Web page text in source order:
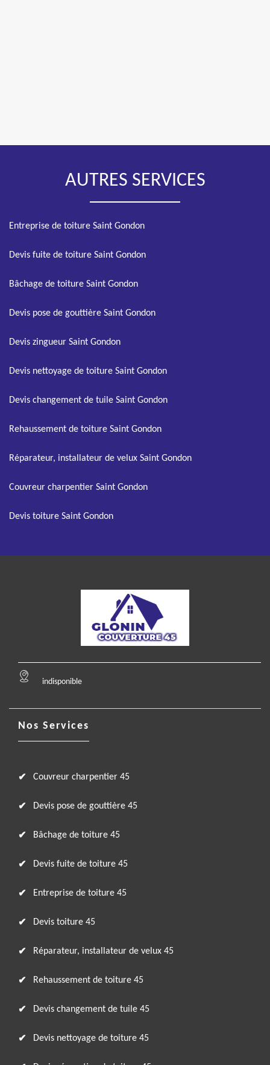
AUTRES SERVICES
Entreprise de toiture Saint Gondon
Devis fuite de toiture Saint Gondon
Bâchage de toiture Saint Gondon
Devis pose de gouttière Saint Gondon
Devis zingueur Saint Gondon
Devis nettoyage de toiture Saint Gondon
Devis changement de tuile Saint Gondon
Rehaussement de toiture Saint Gondon
Réparateur, installateur de velux Saint Gondon
Couvreur charpentier Saint Gondon
Devis toiture Saint Gondon
indisponible
Nos Services
Couvreur charpentier 45
Devis pose de gouttière 45
Bâchage de toiture 45
Devis fuite de toiture 45
Entreprise de toiture 45
Devis toiture 45
Réparateur, installateur de velux 45
Rehaussement de toiture 45
Devis changement de tuile 45
Devis nettoyage de toiture 45